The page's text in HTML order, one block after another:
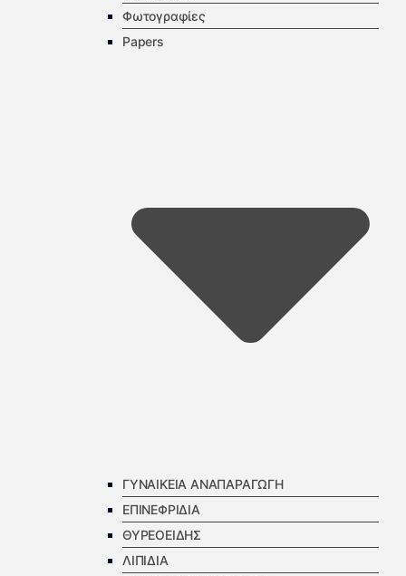
Φωτογραφίες
Papers
ΓΥΝΑΙΚΕΙΑ ΑΝΑΠΑΡΑΓΩΓΗ
ΕΠΙΝΕΦΡΙΔΙΑ
ΘΥΡΕΟΕΙΔΗΣ
ΛΙΠΙΔΙΑ